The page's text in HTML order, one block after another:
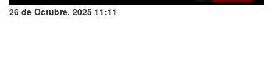
26 de Octubre, 2025 11:11